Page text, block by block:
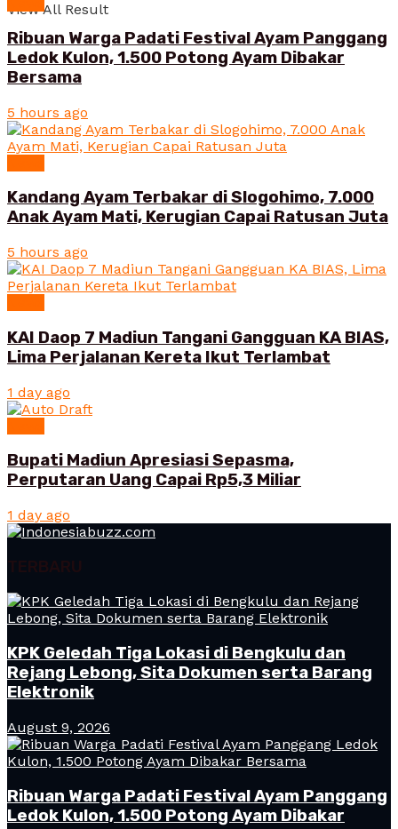
View All Result
Ribuan Warga Padati Festival Ayam Panggang
Ledok Kulon, 1.500 Potong Ayam Dibakar
Bersama
5 hours ago
Kandang Ayam Terbakar di Slogohimo, 7.000
Anak Ayam Mati, Kerugian Capai Ratusan Juta
5 hours ago
KAI Daop 7 Madiun Tangani Gangguan KA BIAS,
Lima Perjalanan Kereta Ikut Terlambat
1 day ago
Bupati Madiun Apresiasi Sepasma,
Perputaran Uang Capai Rp5,3 Miliar
1 day ago
TERBARU
KPK Geledah Tiga Lokasi di Bengkulu dan
Rejang Lebong, Sita Dokumen serta Barang
Elektronik
August 9, 2026
Ribuan Warga Padati Festival Ayam Panggang
Ledok Kulon, 1.500 Potong Ayam Dibakar